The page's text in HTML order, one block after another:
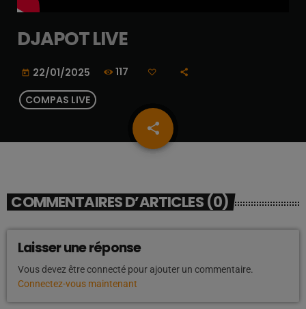
DJAPOT LIVE
today 22/01/2025 117
COMPAS LIVE
share
email
COMMENTAIRES D’ARTICLES (0)
Laisser une réponse
Vous devez être connecté pour ajouter un commentaire.
Connectez-vous maintenant